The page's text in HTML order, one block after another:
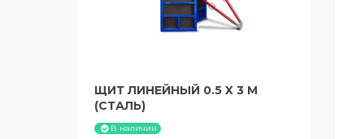
ЩИТ ЛИНЕЙНЫЙ 0.5 X 3 М
(СТАЛЬ)
В наличии